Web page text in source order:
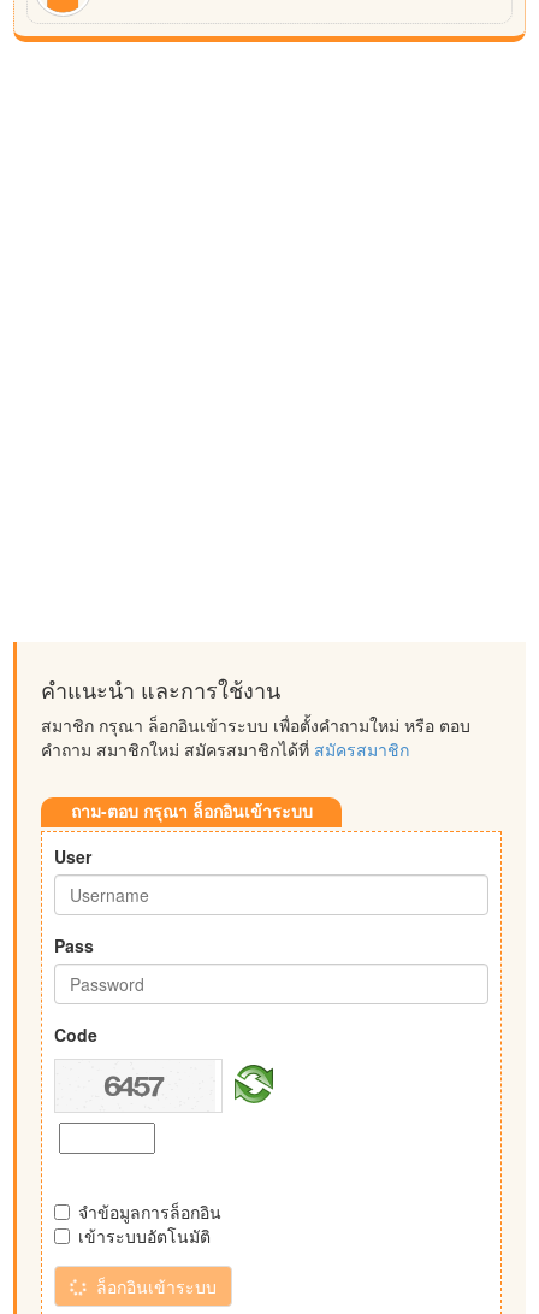
คำแนะนำ และการใช้งาน
สมาชิก กรุณา ล็อกอินเข้าระบบ เพื่อตั้งคำถามใหม่ หรือ ตอบ
คำถาม สมาชิกใหม่ สมัครสมาชิกได้ที่ สมัครสมาชิก
ถาม-ตอบ กรุณา ล็อกอินเข้าระบบ
User
Pass
Code
จำข้อมูลการล็อกอิน
เข้าระบบอัตโนมัติ
ล็อกอินเข้าระบบ